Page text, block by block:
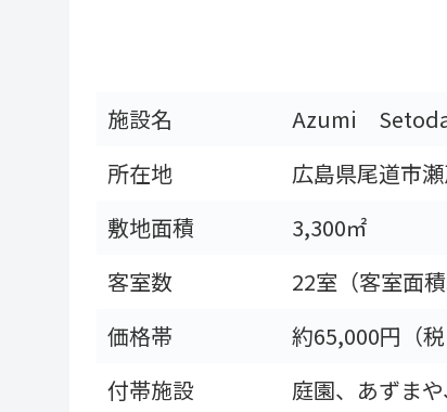
施設名
Azumi
所在地
広島県尾道市
敷地面積
3,300㎡
客室数
22室（客室面積
価格帯
約65,000円（
付帯施設
庭園、あずま